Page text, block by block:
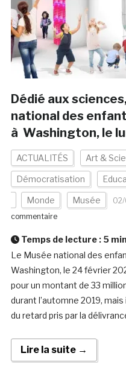
Dédié aux
national des
à Washington, le
ACTUALITÉS Art &
Démocratisation
Monde Musée
commentaire
Temps de lecture : 5 min
Le Musée national des
Washington, le 24 février
pour un montant de 33
durant l’automne 2019,
du retard pris par la
Lire la suite →